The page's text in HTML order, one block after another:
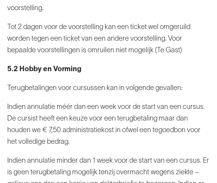
voorstelling.
Tot 2 dagen voor de voorstelling kan een ticket wel omgeruild
worden tegen een ticket van een andere voorstelling. Voor
bepaalde voorstellingen is omruilen niet mogelijk (Te Gast)
5.2 Hobby en Vorming
Terugbetalingen voor cursussen kan in volgende gevallen:
Indien annulatie méér dan een week voor de start van een cursus.
De cursist heeft een keuze voor een terugbetaling maar dan
houden we € 7,50 administratiekost in ofwel een tegoedbon voor
het volledige bedrag.
Indien annulatie minder dan 1 week voor de start van een cursus. Er
is geen terugbetaling mogelijk tenzij overmacht wegens ziekte –